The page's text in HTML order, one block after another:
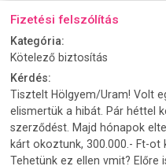
Fizetési felszólítás
Kategória:
Kötelező biztosítás
Kérdés:
Tisztelt Hölgyem/Uram! Volt
elismertük a hibát. Pár héttel
szerződést. Majd hónapok
kárt okoztunk, 300.000.- Ft-ot
Tehetünk ez ellen vmit? Előre